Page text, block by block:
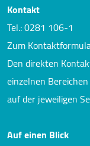
Kontakt
Tel.: 0281 106-1
Zum
Den direkten
einzelnen
auf der jeweiligen
Auf einen Blick
der Website
Name:
Zweck:
Managen
Cookie